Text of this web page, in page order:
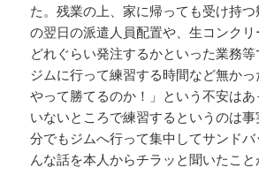
た。残業の上、家に帰っても受け持
の翌日の派遣人員配置や、生コンク
どれぐらい発注するかといった業務等
ジムに行って練習する時間など無かっ
やって勝てるのか！」という不安は
いないところで練習するというのは
分でもジムへ行って集中してサンド
んな話を本人からチラッと聞いたこと